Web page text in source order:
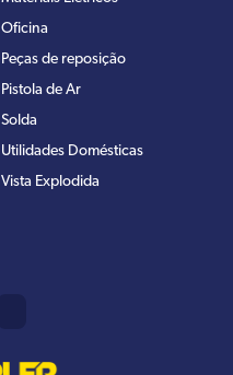
Oficina
Peças de reposição
Pistola de Ar
Solda
Utilidades Domésticas
Vista Explodida